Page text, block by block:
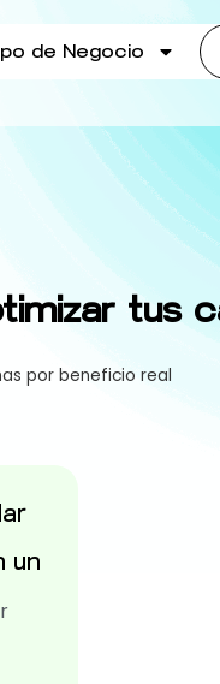
de Negocio
tus
por beneficio real
un